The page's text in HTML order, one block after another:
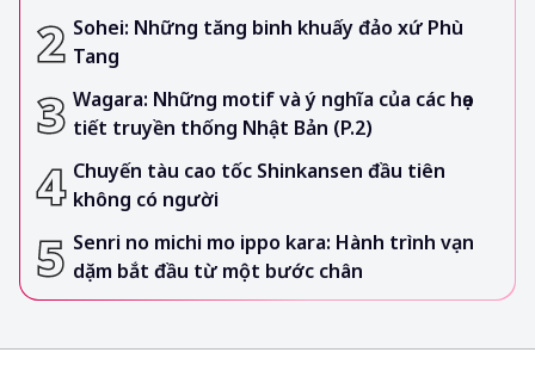
Sohei: Những tăng binh khuấy đảo xứ Phù
Tang
Wagara: Những motif và ý nghĩa của các họa
tiết truyền thống Nhật Bản (P.2)
Chuyến tàu cao tốc Shinkansen đầu tiên
không có người
Senri no michi mo ippo kara: Hành trình vạn
dặm bắt đầu từ một bước chân